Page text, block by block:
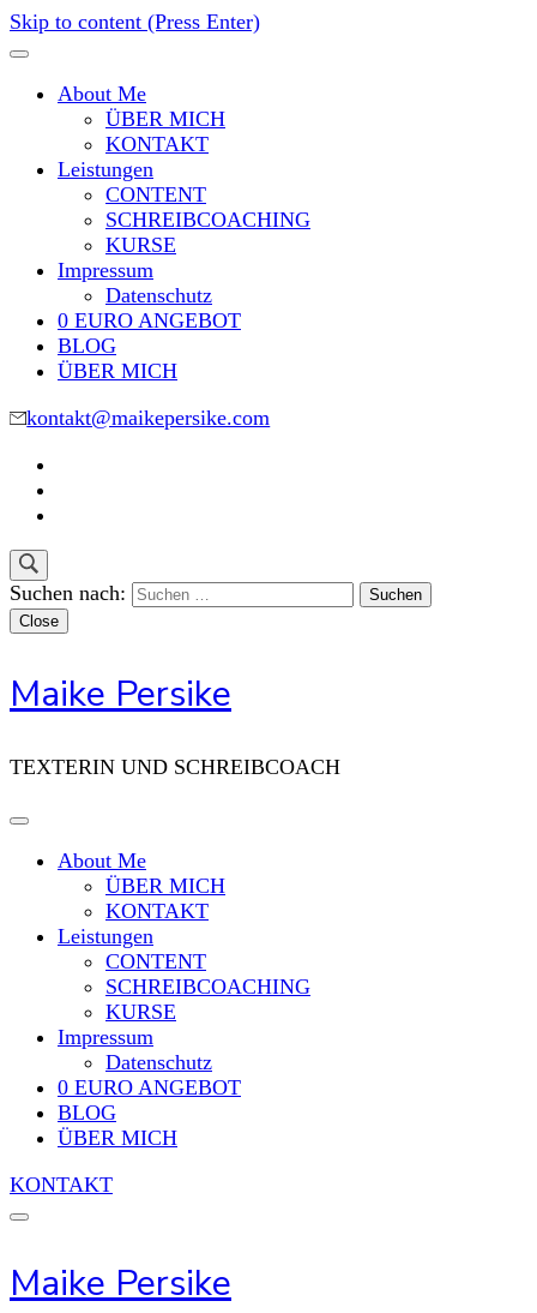
Skip to content (Press Enter)
About Me
ÜBER MICH
KONTAKT
Leistungen
CONTENT
SCHREIBCOACHING
KURSE
Impressum
Datenschutz
0 EURO ANGEBOT
BLOG
ÜBER MICH
kontakt@maikepersike.com
Suchen nach:
Close
Maike Persike
TEXTERIN UND SCHREIBCOACH
About Me
ÜBER MICH
KONTAKT
Leistungen
CONTENT
SCHREIBCOACHING
KURSE
Impressum
Datenschutz
0 EURO ANGEBOT
BLOG
ÜBER MICH
KONTAKT
Maike Persike